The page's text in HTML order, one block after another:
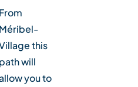
From
Méribel-
this
path will
you to